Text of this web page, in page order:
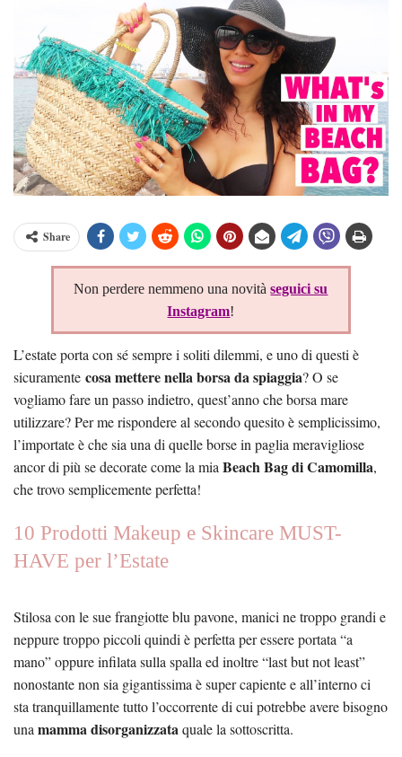
Share
Non perdere nemmeno una novitàseguici su
Instagram!
L’estate porta con sé sempre i soliti dilemmi, e uno di questi è
sicuramente cosa mettere nella borsa da spiaggia? O se
vogliamo fare un passo indietro, quest’anno che borsa mare
utilizzare? Per me rispondere al secondo quesito è semplicissimo,
l’importate è che sia una di quelle borse in paglia meravigliose
ancor di più se decorate come la mia Beach Bag di Camomilla,
che trovo semplicemente perfetta!
10 Prodotti Makeup e Skincare MUST-
HAVE per l’Estate
Stilosa con le sue frangiotte blu pavone, manici ne troppo grandi e
neppure troppo piccoli quindi è perfetta per essere portata “a
mano” oppure infilata sulla spalla ed inoltre “last but not least”
nonostante non sia gigantissima è super capiente e all’interno ci
sta tranquillamente tutto l’occorrente di cui potrebbe avere bisogno
una mamma disorganizzataquale la sottoscritta.